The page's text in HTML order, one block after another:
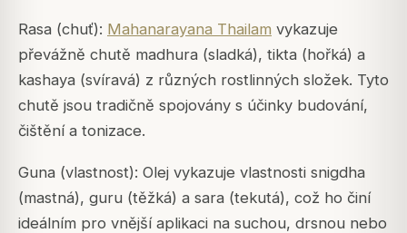
Rasa (chuť): Mahanarayana Thailam vykazuje
převážně chutě madhura (sladká), tikta (hořká) a
kashaya (svíravá) z různých rostlinných složek. Tyto
chutě jsou tradičně spojovány s účinky budování,
čištění a tonizace.
Guna (vlastnost): Olej vykazuje vlastnosti snigdha
(mastná), guru (těžká) a sara (tekutá), což ho činí
ideálním pro vnější aplikaci na suchou, drsnou nebo